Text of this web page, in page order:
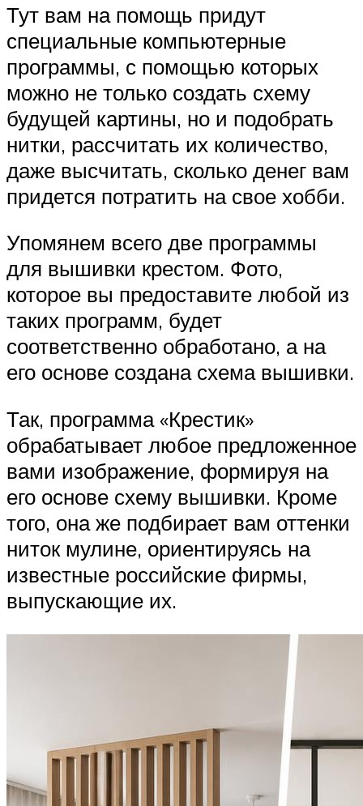
Тут вам на помощь придут
специальные компьютерные
программы, с помощью которых
можно не только создать схему
будущей картины, но и подобрать
нитки, рассчитать их количество,
даже высчитать, сколько денег вам
придется потратить на свое хобби.
Упомянем всего две программы
для вышивки крестом. Фото,
которое вы предоставите любой из
таких программ, будет
соответственно обработано, а на
его основе создана схема вышивки.
Так, программа «Крестик»
обрабатывает любое предложенное
вами изображение, формируя на
его основе схему вышивки. Кроме
того, она же подбирает вам оттенки
ниток мулине, ориентируясь на
известные российские фирмы,
выпускающие их.